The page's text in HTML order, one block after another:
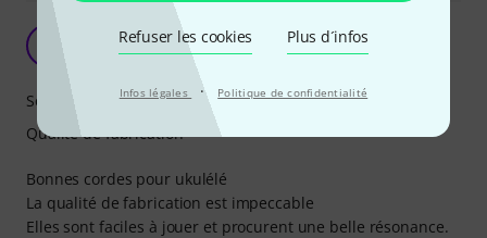
Refuser les cookies Plus d´infos
Infos légales · Politique de confidentialité
lorenzo 33 05.05.2025
Bonnes cordes pour ukulélé
La qualité de fabrication est impeccable
Elles sont faciles à jouer et procurent une belle résonance.
Son
Qualité de fabrication